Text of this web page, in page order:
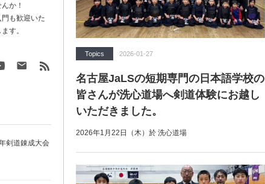
Topics 2026-01-27
名古屋JaLSの短期専門の日本語学校の
皆さんが洗心道場へ剣道体験にお越し
いただきました。
2026年1月22日（木）於 洗心道場
か！
も歓迎いた
す。
Youtube Contact
剣道錬成大会